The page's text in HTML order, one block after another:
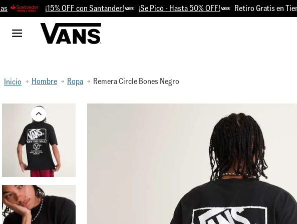
¡15% OFF con Santander! ¡Se Picó - Hasta 50% OFF! Retiro Gratis en Tiendas
Hombre Ropa Remera Circle Bones Negro
3.
sk8-hi
4
calzado
5.
vans
6 .
crosspath
7.
authentic
vans knu
9.
vans hylane